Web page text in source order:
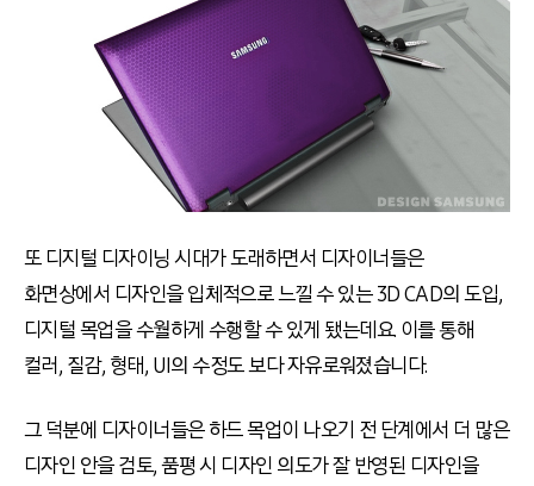
또 디지털 디자이닝 시대가 도래하면서 디자이너들은
화면상에서 디자인을 입체적으로 느낄 수 있는 3D CAD의 도입,
디지털 목업을 수월하게 수행할 수 있게 됐는데요. 이를 통해
컬러, 질감, 형태, UI의 수정도 보다 자유로워졌습니다.
그 덕분에 디자이너들은 하드 목업이 나오기 전 단계에서 더 많은
디자인 안을 검토, 품평 시 디자인 의도가 잘 반영된 디자인을